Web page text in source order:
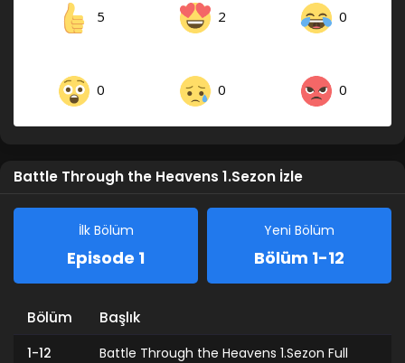
5 2 0
0 0 0
Battle Through the Heavens 1.Sezon İzle
İlk Bölüm
Episode 1
Yeni Bölüm
Bölüm 1-12
Bölüm Başlık
1-12 Battle Through the Heavens 1.Sezon Full